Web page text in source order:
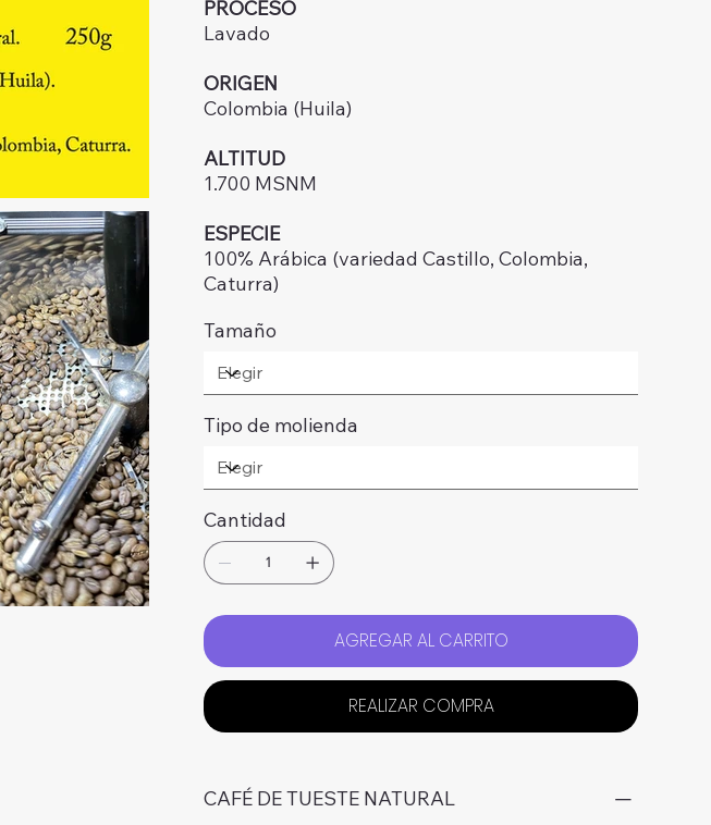
PROCESO
Lavado
ORIGEN
Colombia (Huila)
ALTITUD
1.700 MSNM
ESPECIE
100% Arábica (variedad Castillo, Colombia,
Caturra)
Tamaño
Tipo de molienda
Cantidad
AGREGAR AL CARRITO
REALIZAR COMPRA
CAFÉ DE TUESTE NATURAL